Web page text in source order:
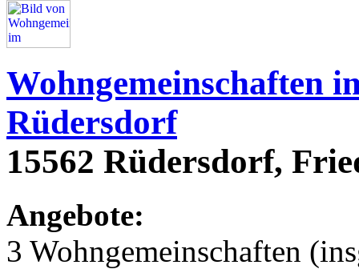
Wohngemeinschaften
Rüdersdorf
15562 Rüdersdorf,
Angebote:
3 Wohngemeinschaften